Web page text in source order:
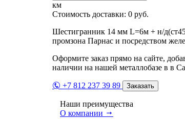
км
Стоимость доставки: 0 руб.
Шестигранник 14 мм L=6м + н/
промзона Парнас и посредством
Оформите заказ прямо на сайте,
наличии на нашей металлобазе в в
+7 812 237 39 89 Заказать
Наши преимущества
О компании